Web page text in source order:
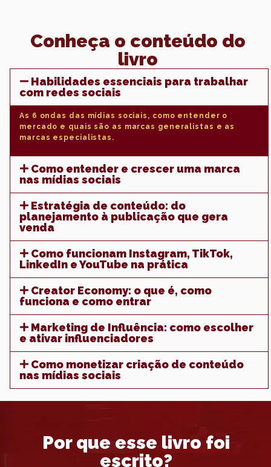
Conheça o conteúdo do
livro
Habilidades essenciais para trabalhar
com redes sociais
As 6 ondas das mídias sociais, como entender o
mercado e quais são as marcas generalistas e as
marcas especialistas.
Como entender e crescer uma marca
nas mídias sociais
Estratégia de conteúdo: do
planejamento à publicação que gera
venda
Como funcionam Instagram, TikTok,
LinkedIn e YouTube na prática
Creator Economy: o que é, como
funciona e como entrar
Marketing de Influência: como escolher
e ativar influenciadores
Como monetizar criação de conteúdo
nas mídias sociais
Por que esse livro foi
escrito?